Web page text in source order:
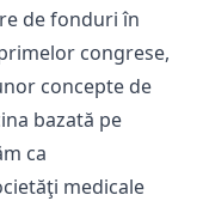
de fonduri în
congrese,
concepte de
bazată pe
ca
medicale